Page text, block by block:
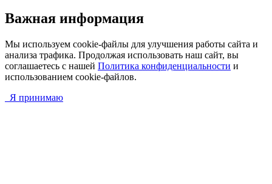
Важная информация
Мы используем cookie-файлы для улучшения работы сайта и
анализа трафика. Продолжая использовать наш сайт, вы
соглашаетесь с нашей Политика конфиденциальности и
использованием cookie-файлов.
Я принимаю